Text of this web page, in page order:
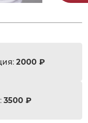
2000 ₽
3500 ₽